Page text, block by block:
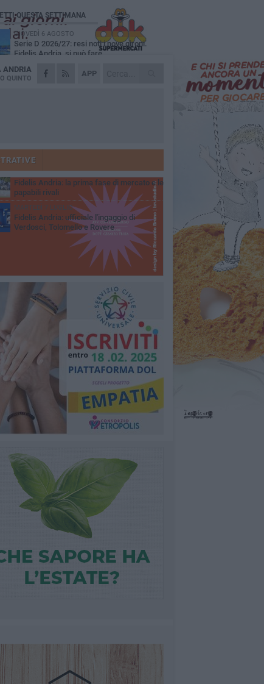
APP
ANDRIA
QUINTO
QUESTA SETTIMANA
GIOVEDÌ 6 AGOSTO
Serie D 2026/27: resi noti i nove gironi.
Fidelis Andria, si può fare...
VENERDÌ 31 LUGLIO
Fidelis Andria: squadra partita per il ritiro di
Fabio De Sanzo: "Quando ti chiama l'Andria
non puoi non rispondere".
SABATO 4 LUGLIO
Fidelis Andria: la prima fase di mercato e le
papabili rivali
MARTEDÌ 7 LUGLIO
Fidelis Andria: ufficiale l'ingaggio di
Verdosci, Tolomello e Rovere